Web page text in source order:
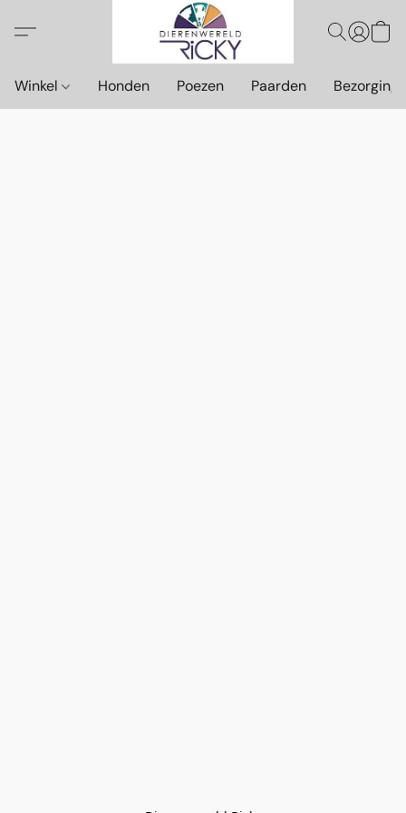
Winkel Honden Poezen Paarden Bezorging